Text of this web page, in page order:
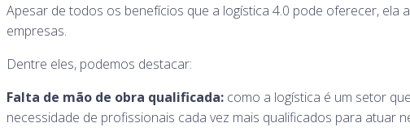
Apesar de todos os benefícios que a logística 4.0 pode oferecer, ela
empresas.
Dentre eles, podemos destacar:
Falta de mão de obra qualificada: como a logística é um setor
necessidade de profissionais cada vez mais qualificados para atuar